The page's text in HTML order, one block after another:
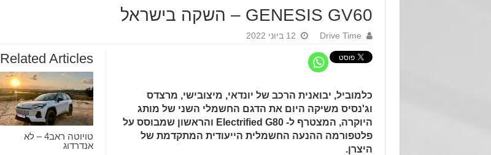
GENESIS GV60 – השקה בישראל
Drive Time 12 ביוני 2022
Related Articles
טויוטה ראב4 – לא
אנדרדוג
כלמוביל, יבואנית הרכב של יונדאי, מיצובישי, מרצדס
וג'נסיס משיקה היום את הדגם החשמלי השני של מותג
היוקרה, המצטרף ל- Electrified G80 והראשון שמבוסס על
פלטפורמה ההנעה החשמלית הייעודית המתקדמת של
היצרן.